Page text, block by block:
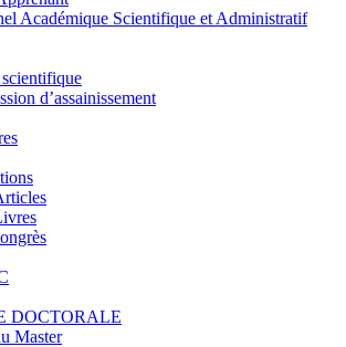
Académique Scientifique et Administratif
d’assainissement
DOCTORALE
Master